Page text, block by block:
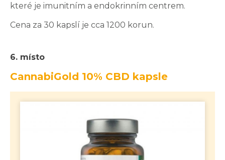
které je imunitním a endokrinním centrem.
Cena za 30 kapslí je cca 1200 korun.
6. místo
CannabiGold 10% CBD kapsle